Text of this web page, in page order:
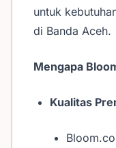
untuk
di Banda Aceh.
Mengapa
Kualitas